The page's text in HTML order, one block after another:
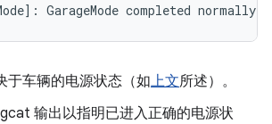
] : GarageMode completed normally
于车辆的电源状态（如上文所述）。
输出以指明已进入正确的电源状